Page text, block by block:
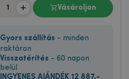
Vásároljon
Gyors szállítás - minden
raktáron
Visszatérítés - 60 napon
belül
INGYENES AJÁNDÉK 12 887,-